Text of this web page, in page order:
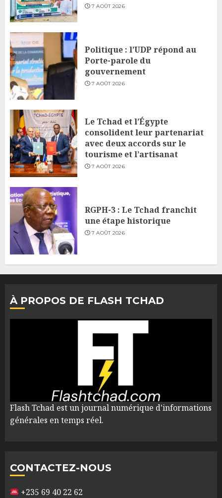
7 AOÛT 2026
Politique : l’UDP répond au
Porte-parole du
gouvernement
7 AOÛT 2026
Le Tchad et l’Égypte
consolident leur partenariat
avec deux accords sur le
tourisme et l’artisanat
7 AOÛT 2026
RGPH-3 : Le Tchad franchit
une étape historique
7 AOÛT 2026
À PROPOS DE FLASH TCHAD
Flash Tchad est un journal numérique d'informations
générales en temps réel.
CONTACTEZ-NOUS
+235 69 40 22 62